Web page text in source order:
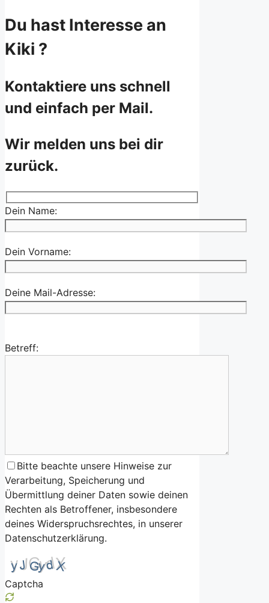
Du hast Interesse an
Kiki ?
Kontaktiere uns schnell
und einfach per Mail.
Wir melden uns bei dir
zurück.
Dein Name:
Dein Vorname:
Deine Mail-Adresse:
Betreff:
Bitte beachte unsere Hinweise zur
Verarbeitung, Speicherung und
Übermittlung deiner Daten sowie deinen
Rechten als Betroffener, insbesondere
deines Widerspruchsrechtes, in unserer
Datenschutzerklärung.
Captcha